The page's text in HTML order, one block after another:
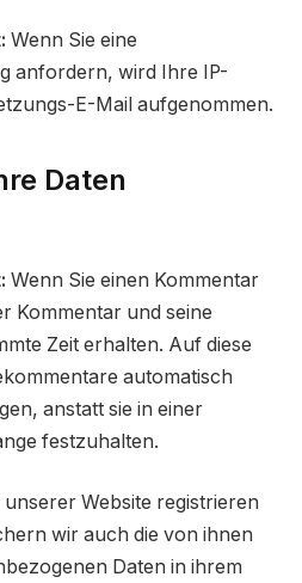
Wenn Sie eine
anfordern, wird Ihre IP-
E-Mail aufgenommen.
Daten
Wenn Sie einen Kommentar
Kommentar und seine
Zeit erhalten. Auf diese
automatisch
anstatt sie in einer
festzuhalten.
Website registrieren
wir auch die von ihnen
Daten in ihrem